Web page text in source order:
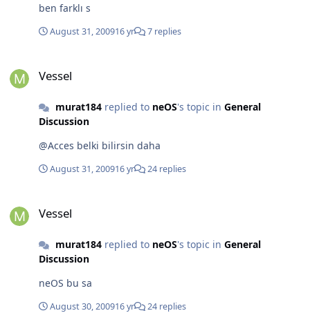
ben farklı s
August 31, 200916 yr 7 replies
Vessel
murat184replied to neOS's topic in General
Discussion
@Acces belki bilirsin daha
August 31, 200916 yr 24 replies
Vessel
murat184replied to neOS's topic in General
Discussion
neOS bu sa
August 30, 200916 yr 24 replies